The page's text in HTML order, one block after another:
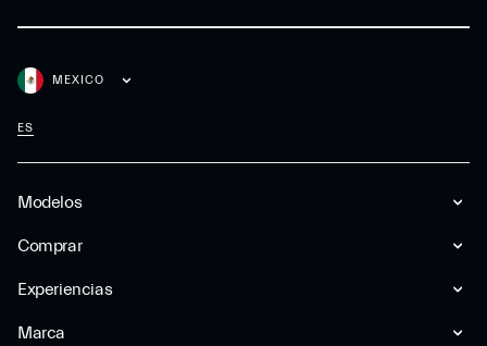
Modelos
Comprar
Experiencias
Marca
MEXICO
ES